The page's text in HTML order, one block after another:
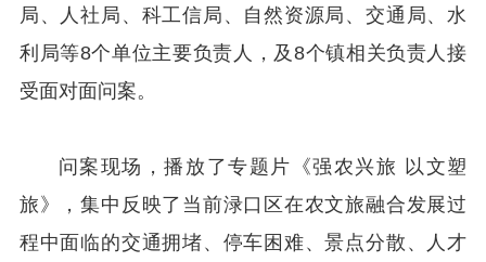
局、人社局、科工信局、自然资源局、交通局、水
利局等8个单位主要负责人，及8个镇相关负责人接
受面对面问案。
问案现场，播放了专题片《强农兴旅 以文塑
旅》，集中反映了当前渌口区在农文旅融合发展过
程中面临的交通拥堵、停车困难、景点分散、人才